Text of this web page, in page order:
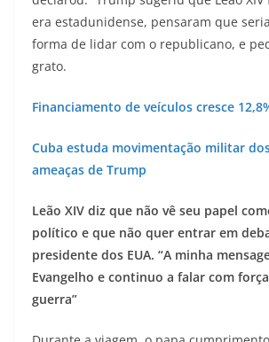
era estadunidense, pensaram que
forma de lidar com o republicano, e
grato.
Financiamento de veículos cresce
Cuba estuda movimentação militar
ameaças de Trump
Leão XIV diz que não vê seu papel
político e que não quer entrar em
presidente dos EUA. “A minha
Evangelho e continuo a falar com
guerra”